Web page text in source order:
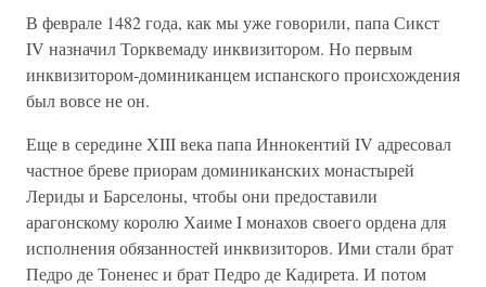
В феврале 1482 года, как мы уже говорили, папа Сикст
IV назначил Торквемаду инквизитором. Но первым
инквизитором-доминиканцем испанского происхождения
был вовсе не он.
Еще в середине XIII века папа Иннокентий IV адресовал
частное бреве приорам доминиканских монастырей
Лериды и Барселоны, чтобы они предоставили
арагонскому королю Хаиме I монахов своего ордена для
исполнения обязанностей инквизиторов. Ими стали брат
Педро де Тоненес и брат Педро де Кадирета. И потом